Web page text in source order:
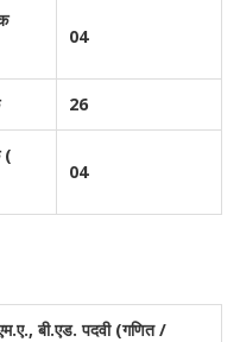
04
26
(
04
बी.एड. पदवी (गणित /